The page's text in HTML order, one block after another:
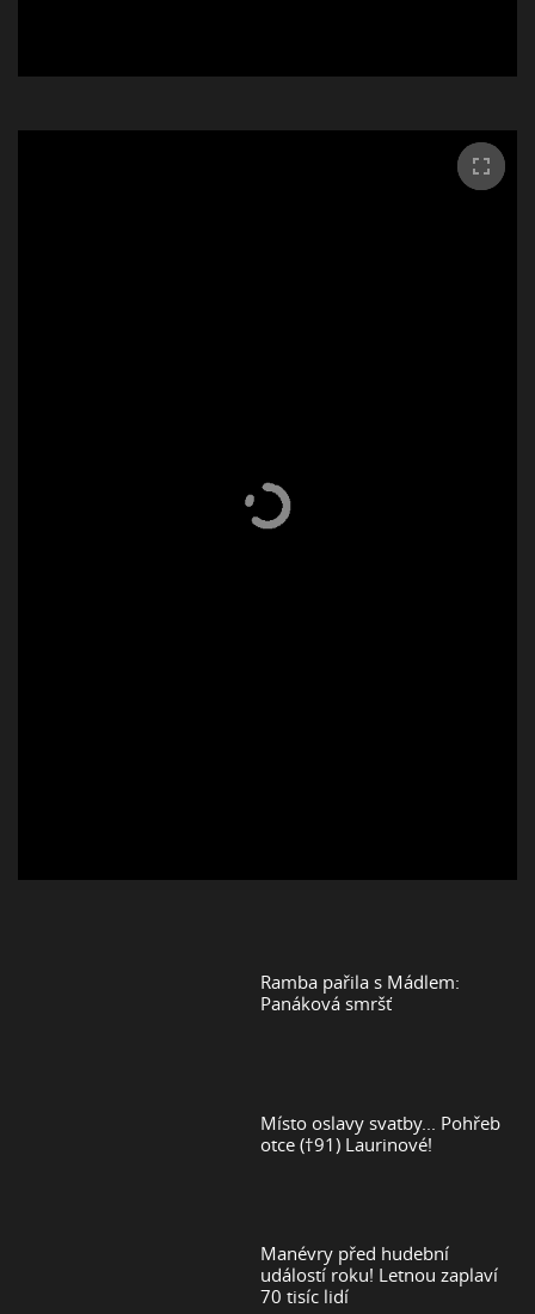
Ramba pařila s Mádlem:
Panáková smršť
Místo oslavy svatby... Pohřeb
otce (†91) Laurinové!
Manévry před hudební
událostí roku! Letnou zaplaví
70 tisíc lidí